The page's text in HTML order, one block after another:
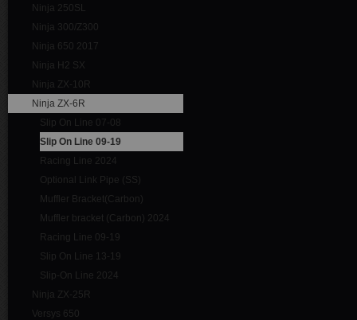
Ninja 250SL
Ninja 300/Z300
Ninja 650 2017
Ninja H2 SX
Ninja ZX-10R
Ninja ZX-6R
Slip On Line 07-08
Slip On Line 09-19
Racing Line 2024
Optional Link Pipe (SS)
Muffler Bracket(Carbon)
Muffler bracket (Carbon) 2024
Racing Line 09-19
Slip On Line 13-19
Slip-On Line 2024
Ninja ZX-25R
Versys 650